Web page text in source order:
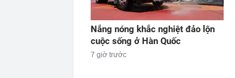
Nắng nóng khắc nghiệt đảo lộn
cuộc sống ở Hàn Quốc
7 giờ trước